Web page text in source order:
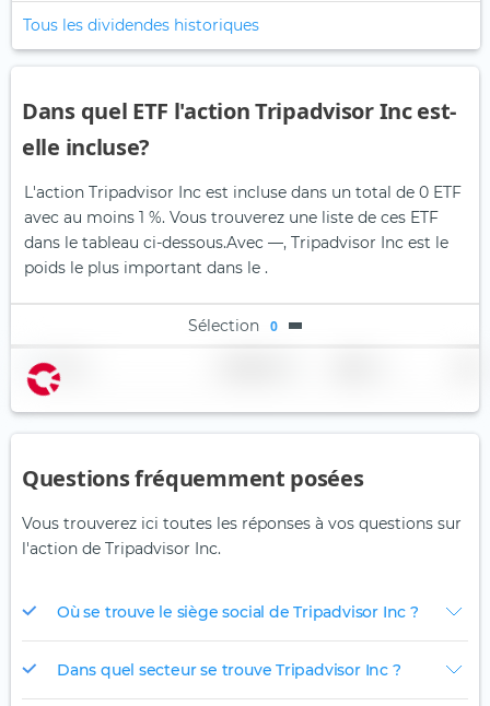
Tous les dividendes historiques
Dans quel ETF l'action Tripadvisor Inc est-
elle incluse?
L'action Tripadvisor Inc est incluse dans un total de 0 ETF
avec au moins 1 %. Vous trouverez une liste de ces ETF
dans le tableau ci-dessous.Avec —, Tripadvisor Inc est le
poids le plus important dans le .
Sélection 0
Nom
Questions fréquemment posées
Vous trouverez ici toutes les réponses à vos questions sur
l'action de Tripadvisor Inc.
Où se trouve le siège social de Tripadvisor Inc ?
Dans quel secteur se trouve Tripadvisor Inc ?